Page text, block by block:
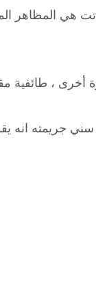
هي المظاهر
، طائفية